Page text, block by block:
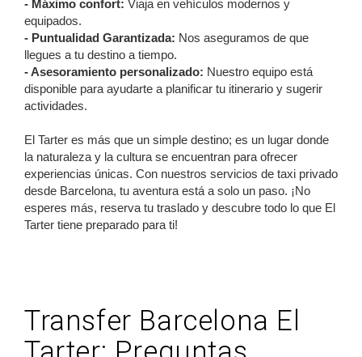
- Máximo confort: Viaja en vehículos modernos y
equipados.
- Puntualidad Garantizada: Nos aseguramos de que
llegues a tu destino a tiempo.
- Asesoramiento personalizado: Nuestro equipo está
disponible para ayudarte a planificar tu itinerario y sugerir
actividades.
El Tarter es más que un simple destino; es un lugar donde
la naturaleza y la cultura se encuentran para ofrecer
experiencias únicas. Con nuestros servicios de taxi privado
desde Barcelona, tu aventura está a solo un paso. ¡No
esperes más, reserva tu traslado y descubre todo lo que El
Tarter tiene preparado para ti!
Transfer Barcelona El